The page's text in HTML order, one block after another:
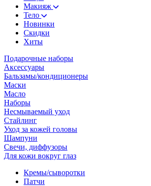
Макияж
Тело
Новинки
Скидки
Хиты
Подарочные наборы
Аксессуары
Бальзамы/кондиционеры
Маски
Масло
Наборы
Несмываемый уход
Стайлинг
Уход за кожей головы
Шампуни
Свечи, диффузоры
Для кожи вокруг глаз
Кремы/сыворотки
Патчи